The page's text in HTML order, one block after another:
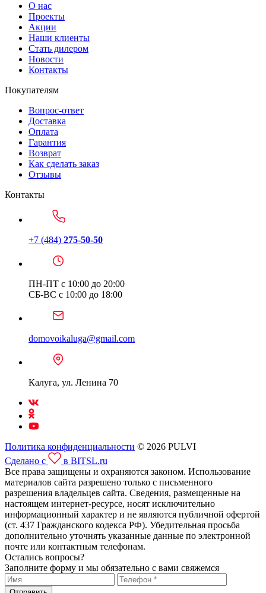
О нас
Проекты
Акции
Наши клиенты
Стать дилером
Новости
Контакты
Покупателям
Вопрос-ответ
Доставка
Оплата
Гарантия
Возврат
Как сделать заказ
Отзывы
Контакты
+7 (484) 275-50-50
ПН-ПТ с 10:00 до 20:00
СБ-ВС с 10:00 до 18:00
domovoikaluga@gmail.com
Калуга, ул. Ленина 70
Политика конфиденциальности © 2026 PULVI
Сделано с
в BITSL.ru
Все права защищены и охраняются законом. Использование
материалов сайта разрешено только с письменного
разрешения владельцев сайта. Сведения, размещенные на
настоящем интернет-ресурсе, носят исключительно
информационный характер и не являются публичной офертой
(ст. 437 Гражданского кодекса РФ). Убедительная просьба
дополнительно уточнять указанные данные по электронной
почте или контактным телефонам.
Остались вопросы?
Заполните форму и мы обязательно с вами свяжемся